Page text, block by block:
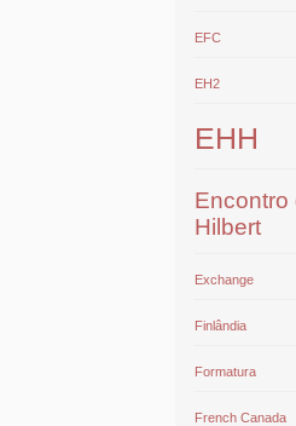
EFC
EH2
EHH
Encontro
Hilbert
Exchange
Finlândia
Formatura
French Canada